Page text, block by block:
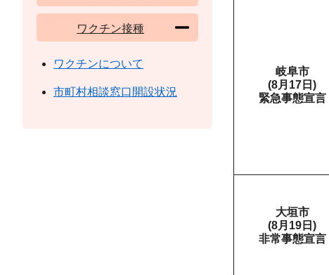
岐阜市
(8月17日)
緊急事態宣言
大垣市
(8月19日)
非常事態宣言
ワクチン接種
ワクチンについて
市町村相談窓口開設状況